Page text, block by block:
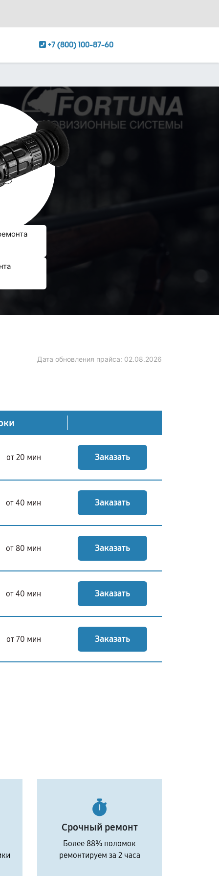
+7 (800) 100-87-60
Дата обновления прайса: 02.08.2026
от 20 мин Заказать
от 40 мин Заказать
от 80 мин Заказать
от 40 мин Заказать
от 70 мин Заказать
Срочный ремонт
Более 88% поломок
ремонтируем за 2 часа